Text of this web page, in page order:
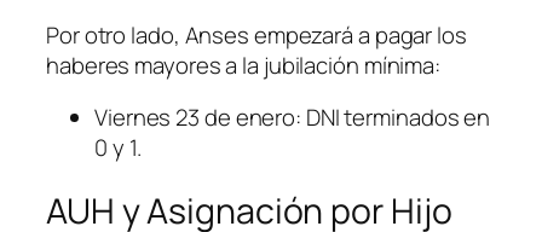
Por otro lado, Anses empezará a pagar los
haberes mayores a la jubilación mínima:
Viernes 23 de enero: DNI terminados en
0 y 1.
AUH y Asignación por Hijo